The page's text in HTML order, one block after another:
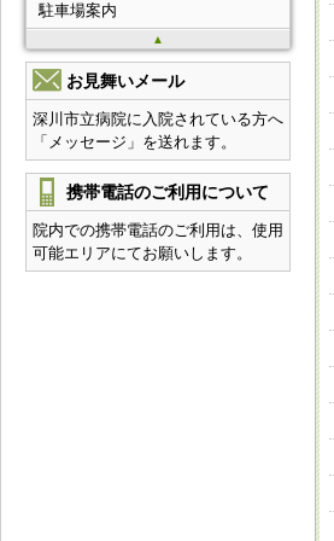
▲
駐車場案内
お見舞いメール
深川市立病院に入院されている方へ
「メッセージ」を送れます。
携帯電話のご利用について
院内での携帯電話のご利用は、使用
可能エリアにてお願いします。